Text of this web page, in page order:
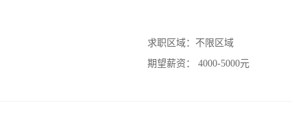
求职区域： 不限区域
期望薪资：
4000-5000元